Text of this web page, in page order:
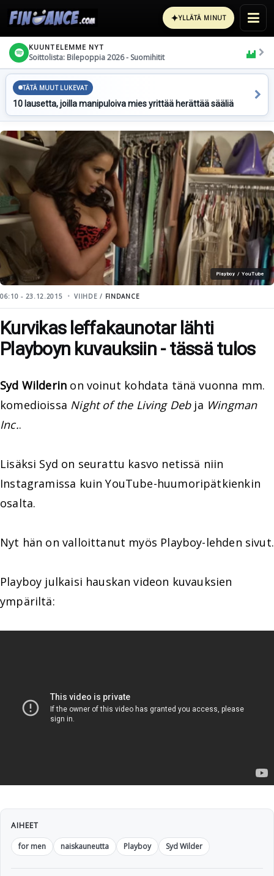
✦YLLÄTÄ MINUT
KUUNTELEMME NYT
Soittolista: Bilepoppia 2026 - Suomihitit
TÄTÄ MUUT LUKEVAT
10 lausetta, joilla manipuloiva mies yrittää herättää sääliä
Playboy / YouTube
06:10 - 23.12.2015 VIIHDE / FINDANCE
Kurvikas leffakaunotar lähti
Playboyn kuvauksiin - tässä tulos
Syd Wilderin on voinut kohdata tänä vuonna mm.
komedioissa Night of the Living Debja Wingman
Inc..
Lisäksi Syd on seurattu kasvo netissä niin
Instagramissa kuin YouTube-huumoripätkienkin
osalta.
Nyt hän on valloittanut myös Playboy-lehden sivut.
Playboy julkaisi hauskan videon kuvauksien
ympäriltä:
AIHEET
for men
naiskauneutta Playboy Syd Wilder